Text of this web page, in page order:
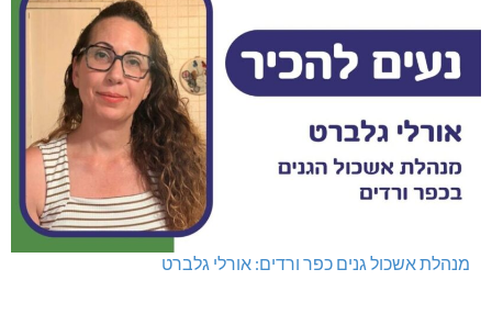
מנהלת אשכול גנים כפר ורדים: אורלי גלברט